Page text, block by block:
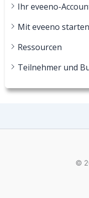
Ihr eveeno-
Mit eveeno starten
Ressourcen
Teilnehmer und
©